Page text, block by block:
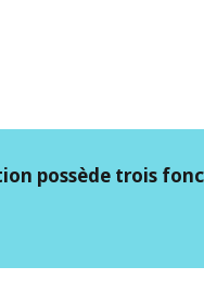
possède trois